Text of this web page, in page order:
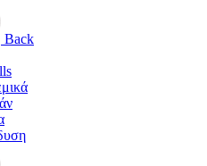
Back